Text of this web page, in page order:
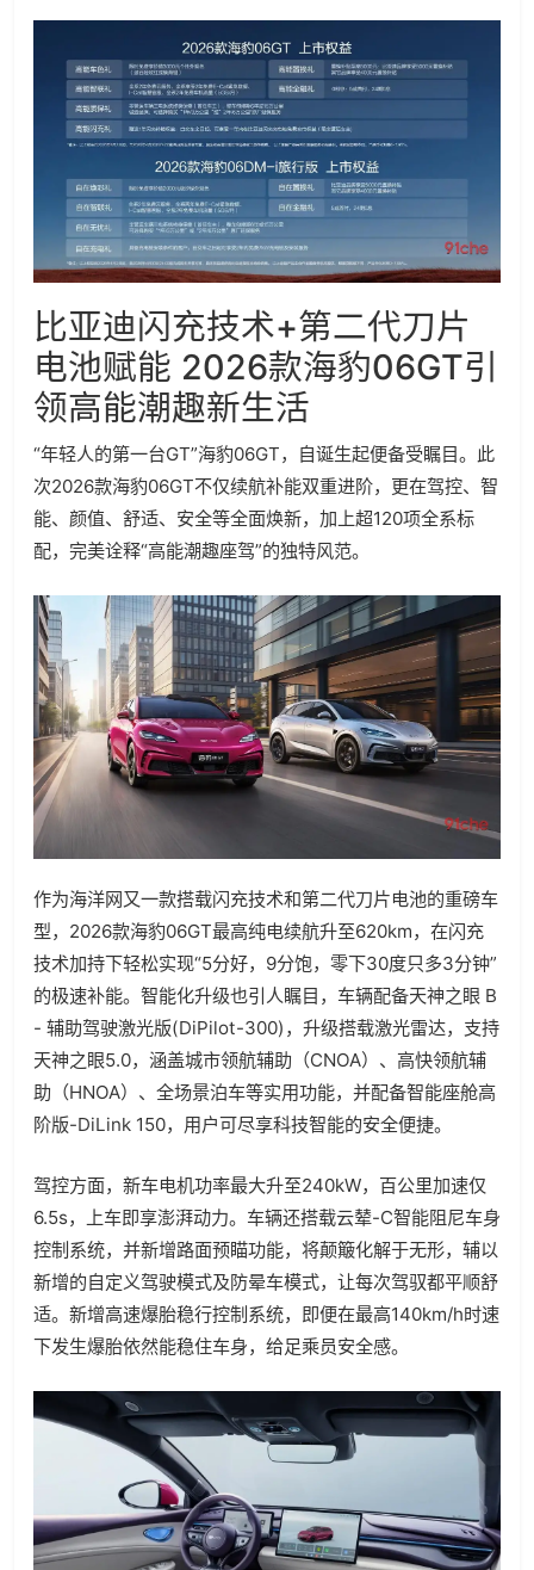
比亚迪闪充技术+第二代刀片
电池赋能 2026款海豹06GT引
领高能潮趣新生活
“年轻人的第一台GT”海豹06GT，自诞生起便备受瞩目。此
次2026款海豹06GT不仅续航补能双重进阶，更在驾控、智
能、颜值、舒适、安全等全面焕新，加上超120项全系标
配，完美诠释“高能潮趣座驾”的独特风范。
作为海洋网又一款搭载闪充技术和第二代刀片电池的重磅车
型，2026款海豹06GT最高纯电续航升至620km，在闪充
技术加持下轻松实现“5分好，9分饱，零下30度只多3分钟”
的极速补能。智能化升级也引人瞩目，车辆配备天神之眼 B
- 辅助驾驶激光版(DiPilot-300)，升级搭载激光雷达，支持
天神之眼5.0，涵盖城市领航辅助（CNOA）、高快领航辅
助（HNOA）、全场景泊车等实用功能，并配备智能座舱高
阶版-DiLink 150，用户可尽享科技智能的安全便捷。
驾控方面，新车电机功率最大升至240kW，百公里加速仅
6.5s，上车即享澎湃动力。车辆还搭载云辇-C智能阻尼车身
控制系统，并新增路面预瞄功能，将颠簸化解于无形，辅以
新增的自定义驾驶模式及防晕车模式，让每次驾驭都平顺舒
适。新增高速爆胎稳行控制系统，即便在最高140km/h时速
下发生爆胎依然能稳住车身，给足乘员安全感。